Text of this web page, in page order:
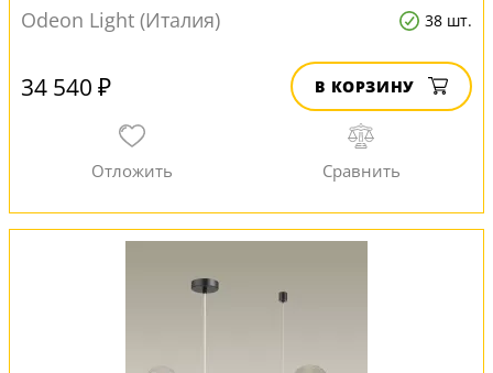
Odeon Light (Италия)
38 шт.
34 540 ₽ В КОРЗИНУ